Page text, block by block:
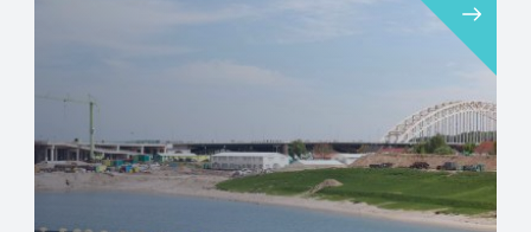
Interreg North Sea Region richt zich op de